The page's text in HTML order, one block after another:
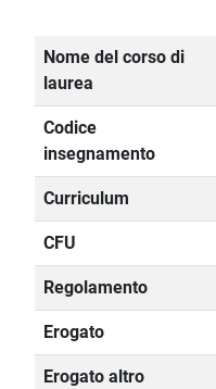
Nome del corso di
laurea
Codice
insegnamento
Curriculum
CFU
Regolamento
Erogato
Erogato altro